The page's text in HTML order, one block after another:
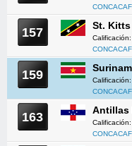
157 St.
Calificación:
159 Surinam
Calificación:
163 Antillas
Calificación: